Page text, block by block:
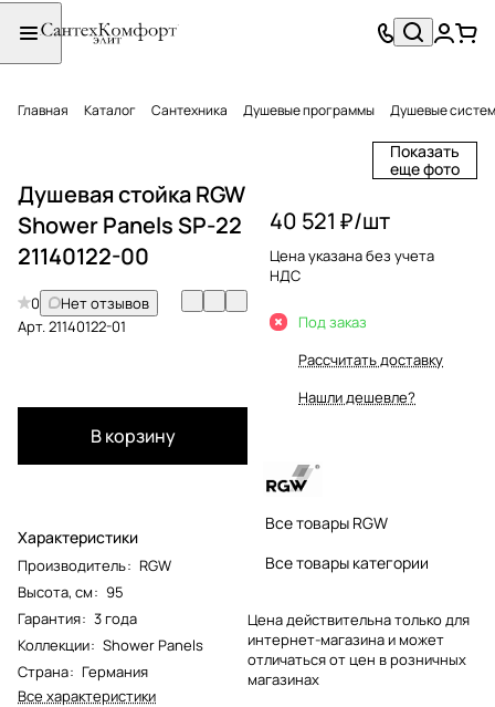
Главная Каталог Сантехника Душевые программы Душевые
Показать
еще фото
Душевая стойка RGW
Shower Panels SP-22
21140122-00
0
Нет отзывов
Арт.21140122-01
В корзину
Характеристики
Производитель: RGW
Высота, см: 95
Гарантия: 3 года
Коллекции: Shower Panels
Страна: Германия
Все характеристики
40 521 ₽/шт
Цена указана без учета
НДС
Под заказ
Рассчитать доставку
Нашли дешевле?
Все товары RGW
Все товары категории
Цена действительна только для
интернет-магазина и может
отличаться от цен в розничных
магазинах